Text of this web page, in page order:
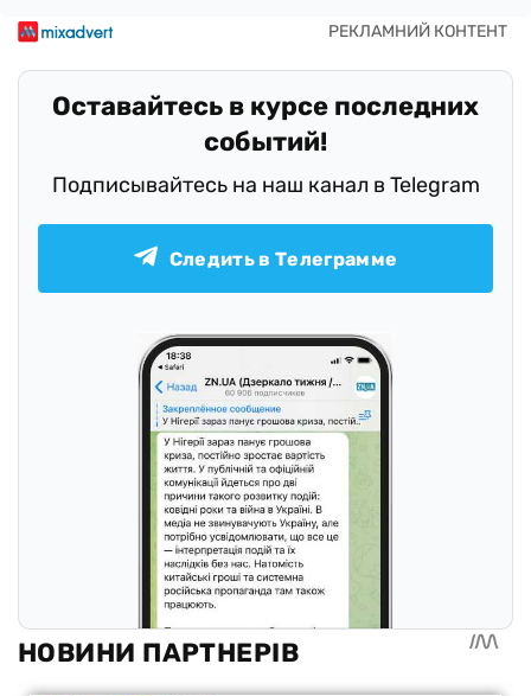
Оставайтесь в курсе последних
событий!
Подписывайтесь на наш канал в Telegram
Следить в Телеграмме